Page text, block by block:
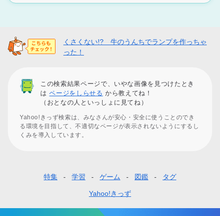
くさくない!? 牛のうんちでランプを作っちゃ
った！
この検索結果ページで、いやな画像を見つけたとき
はページをしらせる から教えてね！
（おとなの人といっしょに見てね）
Yahoo!きっず検索は、みなさんが安心・安全に使うことのでき
る環境を目指して、不適切なページが表示されないようにするし
くみを導入しています。
タ
特集 学習 ゲーム 図鑑 タグ
Yahoo!きっず